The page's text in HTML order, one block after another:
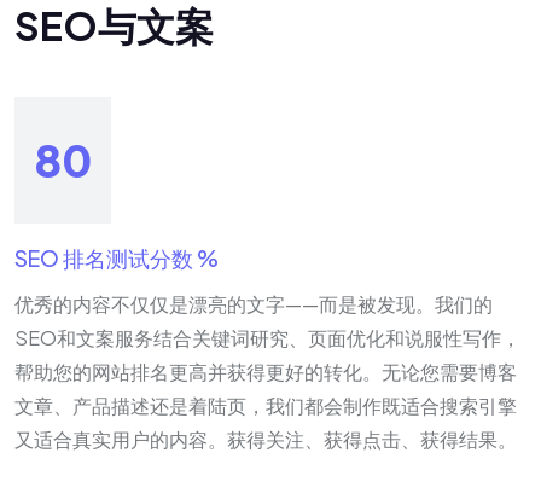
SEO与文案
80
SEO 排名测试分数 %
优秀的内容不仅仅是漂亮的文字——而是被发现。我们的
SEO和文案服务结合关键词研究、页面优化和说服性写作，
帮助您的网站排名更高并获得更好的转化。无论您需要博客
文章、产品描述还是着陆页，我们都会制作既适合搜索引擎
又适合真实用户的内容。获得关注、获得点击、获得结果。